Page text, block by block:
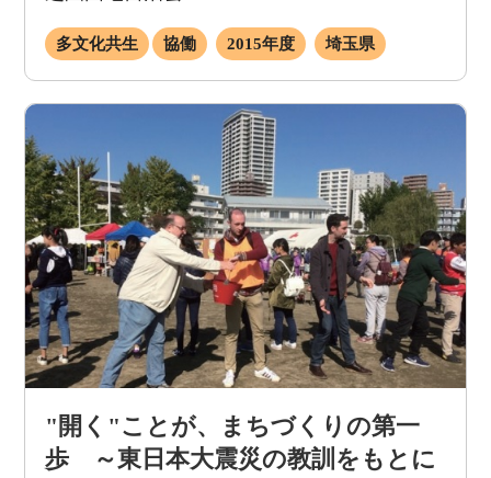
多文化共生 協働 2015年度 埼玉県
"開く"ことが、まちづくりの第一
歩 ～東日本大震災の教訓をもとに